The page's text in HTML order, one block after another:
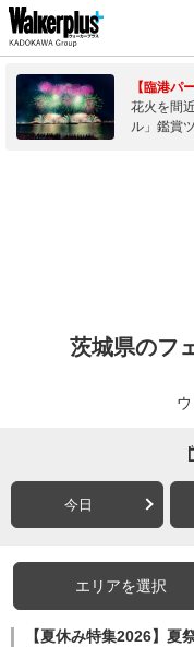
【臨港パ
花火を間
ル」鑑賞
茨城県のフ
今日
エリアを選択
【夏休み特集2026】夏